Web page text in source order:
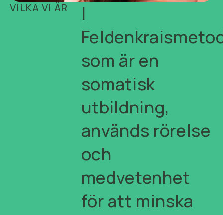
VILKA VI ÄR
I
som är en
somatisk
utbildning,
används rörelse
och
medvetenhet
för att minska